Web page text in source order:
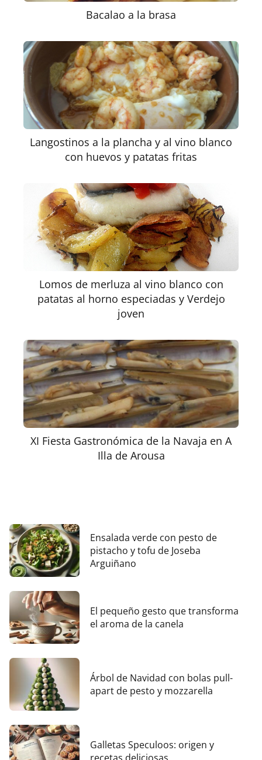
Bacalao a la brasa
Langostinos a la plancha y al vino blanco
con huevos y patatas fritas
Lomos de merluza al vino blanco con
patatas al horno especiadas y Verdejo
joven
XI Fiesta Gastronómica de la Navaja en A
Illa de Arousa
Ensalada verde con pesto de
pistacho y tofu de Joseba
Arguiñano
El pequeño gesto que transforma
el aroma de la canela
Árbol de Navidad con bolas pull-
apart de pesto y mozzarella
Galletas Speculoos: origen y